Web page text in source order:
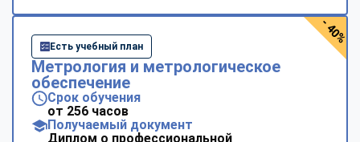
Есть учебный план
Метрология и метрологическое
обеспечение
Срок обучения
от 256 часов
Получаемый документ
Диплом о профессиональной
- 40%